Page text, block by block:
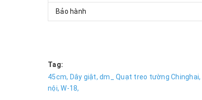
Bảo hành
Tag:
45cm, Dây giật, dm_ Quạt treo tường Chinghai,
nội, W-18,